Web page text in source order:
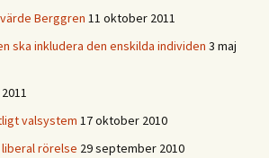
Berggren 11 oktober 2011
ska inkludera den enskilda individen 3 maj
valsystem 17 oktober 2010
rörelse 29 september 2010